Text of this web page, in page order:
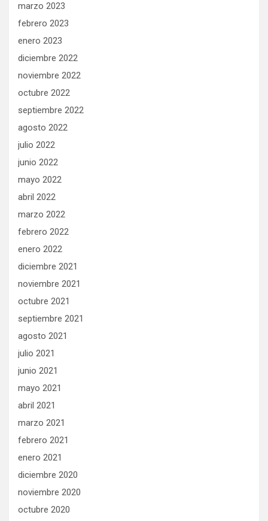
marzo 2023
febrero 2023
enero 2023
diciembre 2022
noviembre 2022
octubre 2022
septiembre 2022
agosto 2022
julio 2022
junio 2022
mayo 2022
abril 2022
marzo 2022
febrero 2022
enero 2022
diciembre 2021
noviembre 2021
octubre 2021
septiembre 2021
agosto 2021
julio 2021
junio 2021
mayo 2021
abril 2021
marzo 2021
febrero 2021
enero 2021
diciembre 2020
noviembre 2020
octubre 2020